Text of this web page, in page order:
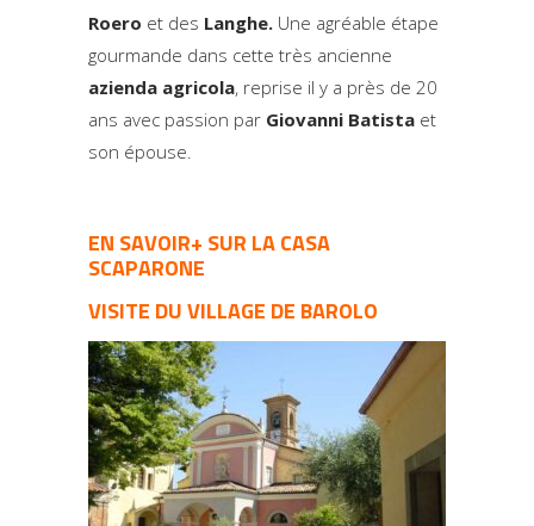
Roero et des Langhe. Une agréable étape
gourmande dans cette très ancienne
azienda agricola, reprise il y a près de 20
ans avec passion par Giovanni Batista et
son épouse.
EN SAVOIR+ SUR LA CASA
SCAPARONE
VISITE DU VILLAGE DE BAROLO